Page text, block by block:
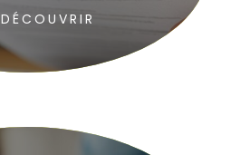
DÉCOUVRIR